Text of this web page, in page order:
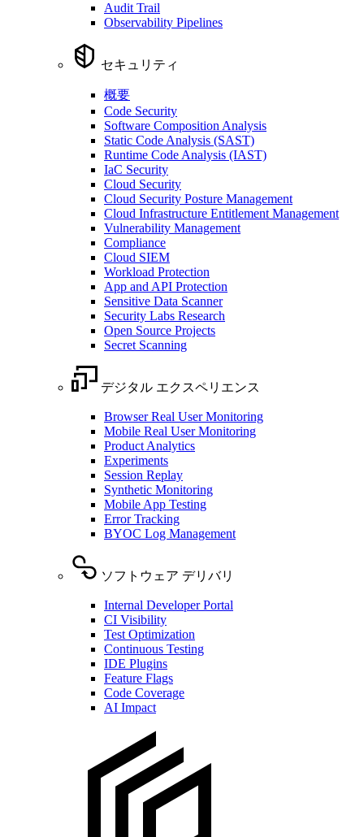
Audit Trail
Observability Pipelines
セキュリティ
概要
Code Security
Software Composition Analysis
Static Code Analysis (SAST)
Runtime Code Analysis (IAST)
IaC Security
Cloud Security
Cloud Security Posture Management
Cloud Infrastructure Entitlement Management
Vulnerability Management
Compliance
Cloud SIEM
Workload Protection
App and API Protection
Sensitive Data Scanner
Security Labs Research
Open Source Projects
Secret Scanning
デジタル エクスペリエンス
Browser Real User Monitoring
Mobile Real User Monitoring
Product Analytics
Experiments
Session Replay
Synthetic Monitoring
Mobile App Testing
Error Tracking
BYOC Log Management
ソフトウェア デリバリ
Internal Developer Portal
CI Visibility
Test Optimization
Continuous Testing
IDE Plugins
Feature Flags
Code Coverage
AI Impact